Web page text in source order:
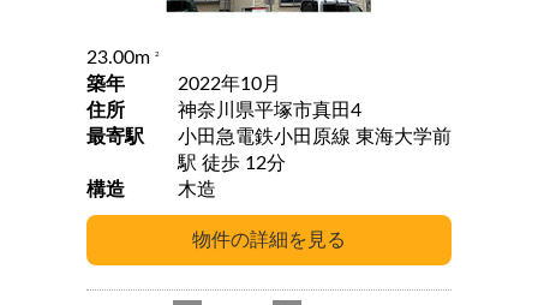
23.00m 2
築年
2022年10月
住所
神奈川県平塚市真田4
最寄駅
小田急電鉄小田原線 東海大学前
駅 徒歩 12分
構造
木造